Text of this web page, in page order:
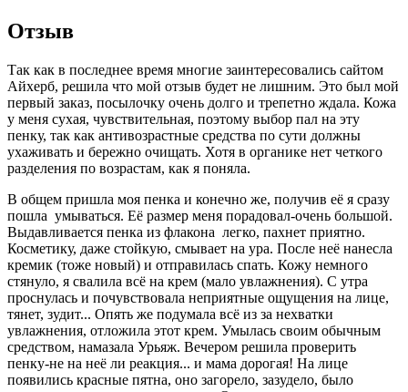
Отзыв
Так как в последнее время многие заинтересовались сайтом
Айхерб, решила что мой отзыв будет не лишним. Это был мой
первый заказ, посылочку очень долго и трепетно ждала. Кожа
у меня сухая, чувствительная, поэтому выбор пал на эту
пенку, так как антивозрастные средства по сути должны
ухаживать и бережно очищать. Хотя в органике нет четкого
разделения по возрастам, как я поняла.
В общем пришла моя пенка и конечно же, получив её я сразу
пошла умываться. Её размер меня порадовал-очень большой.
Выдавливается пенка из флакона легко, пахнет приятно.
Косметику, даже стойкую, смывает на ура. После неё нанесла
кремик (тоже новый) и отправилась спать. Кожу немного
стянуло, я свалила всё на крем (мало увлажнения). С утра
проснулась и почувствовала неприятные ощущения на лице,
тянет, зудит... Опять же подумала всё из за нехватки
увлажнения, отложила этот крем. Умылась своим обычным
средством, намазала Урьяж. Вечером решила проверить
пенку-не на неё ли реакция... и мама дорогая! На лице
появились красные пятна, оно загорело, зазудело, было